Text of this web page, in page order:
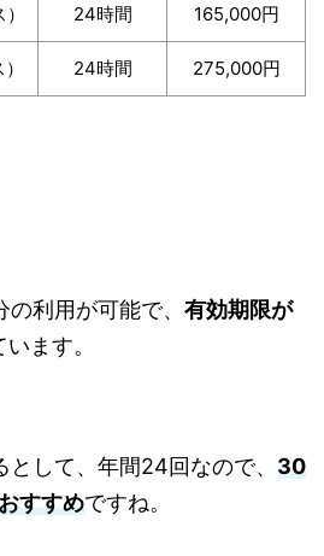
24時間 165,000円
24時間 275,000円
利用が可能で、 有効期限が
ます。
して、年間24回なので、 30
すすめですね。